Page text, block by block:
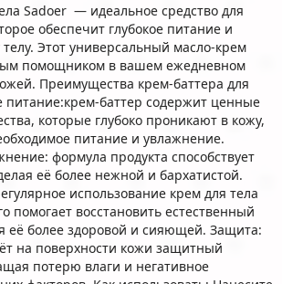
Sadoer — идеальное средство для
обеспечит глубокое питание и
Этот универсальный масло-крем
помощником в вашем ежедневном
Преимущества крем-баттера для
питание:крем-баттер содержит ценные
которые глубоко проникают в кожу,
питание и увлажнение.
формула продукта способствует
её более нежной и бархатистой.
использование крем для тела
помогает восстановить естественный
её более здоровой и сияющей. Защита:
на поверхности кожи защитный
потерю влаги и негативное